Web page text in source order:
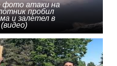
фото атаки на
пробил
и залетел в